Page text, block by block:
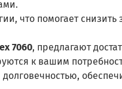
что помогает снизить
7060, предлагают
к вашим